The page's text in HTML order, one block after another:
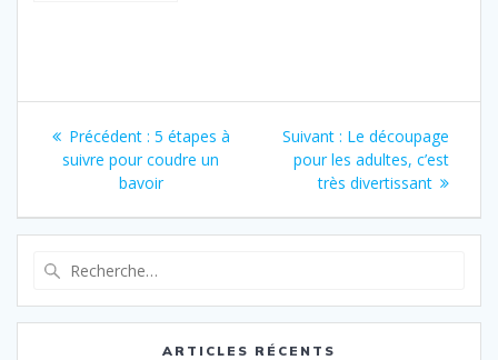
Navigation
de
l’article
Précédent : Article
précédent
:
5 étapes à
suivre pour coudre un
bavoir
Suivant : Article
suivant
Le découpage
pour les adultes, c’est
très divertissant
:
ARTICLES RÉCENTS